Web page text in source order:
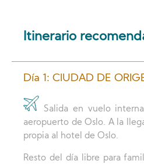
Itinerario
Día 1: CIUDAD DE
Salida en vuelo
aeropuerto de Oslo. A la
propia al hotel de Oslo.
Resto del día libre para